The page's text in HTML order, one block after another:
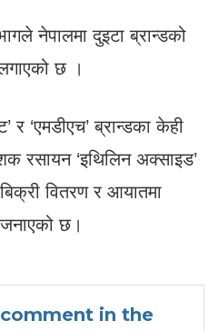
नेपालमा दुइटा ब्रान्डको
छ ।
र ‘एमडीएच’ ब्रान्डका केही
रसायन ‘इथिलिन अक्साइड’
वितरण र आयातमा
छ।
in the